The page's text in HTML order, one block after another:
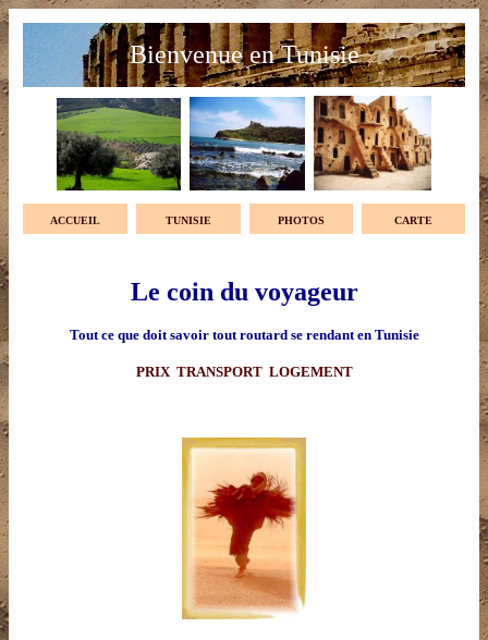
Bienvenue en Tunisie
ACCUEIL TUNISIE PHOTOS CARTE
Le coin du voyageur
Tout ce que doit savoir tout routard se rendant en Tunisie
PRIX TRANSPORT LOGEMENT